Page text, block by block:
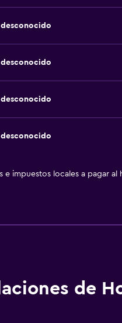
e impuestos locales a pagar al
de